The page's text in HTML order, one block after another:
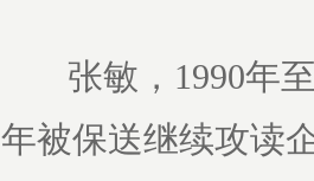
张敏，1990年
年被保送继续攻读